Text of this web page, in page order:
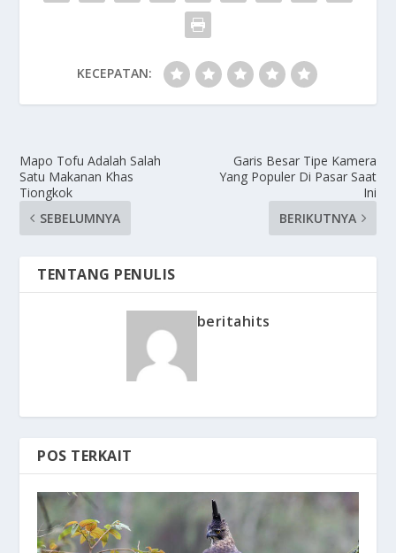
KECEPATAN:
Mapo Tofu Adalah Salah
Satu Makanan Khas
Tiongkok
SEBELUMNYA
Garis Besar Tipe Kamera
Yang Populer Di Pasar Saat
Ini
BERIKUTNYA
TENTANG PENULIS
beritahits
POS TERKAIT